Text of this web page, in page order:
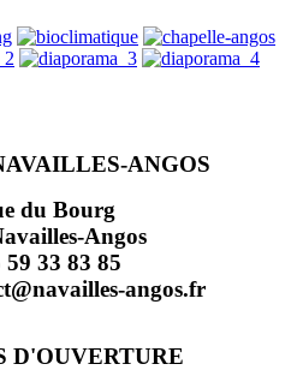
ANGOS
du Bourg
Angos
59 33 83 85
angos.fr
D'OUVERTURE